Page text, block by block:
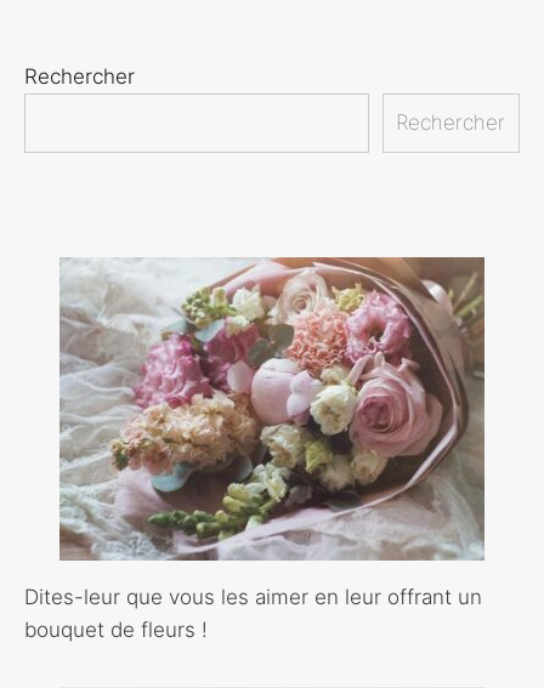
Rechercher
Rechercher
Dites-leur que vous les aimer en leur offrant un
bouquet de fleurs !